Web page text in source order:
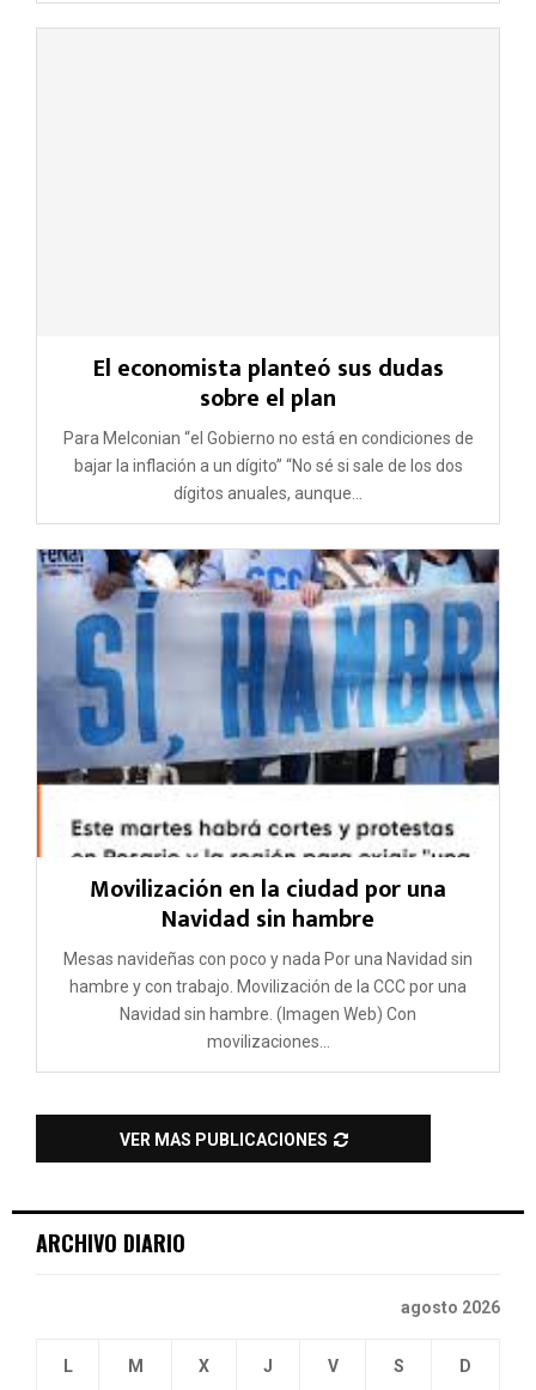
El economista planteó sus dudas
sobre el plan
Para Melconian “el Gobierno no está en condiciones de
bajar la inflación a un dígito” “No sé si sale de los dos
dígitos anuales, aunque...
Movilización en la ciudad por una
Navidad sin hambre
Mesas navideñas con poco y nada Por una Navidad sin
hambre y con trabajo. Movilización de la CCC por una
Navidad sin hambre. (Imagen Web) Con
movilizaciones...
VER MAS PUBLICACIONES
ARCHIVO DIARIO
agosto 2026
L M X J V S D